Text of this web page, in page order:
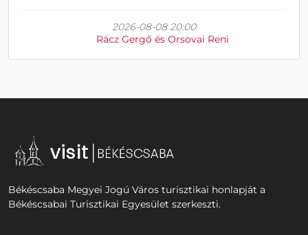
2026-08-08 20:00
Rácz Gergő és Orsovai Reni
Békéscsaba Megyei Jogú Város turisztikai honlapját a
Békéscsabai Turisztikai Egyesület szerkeszti.